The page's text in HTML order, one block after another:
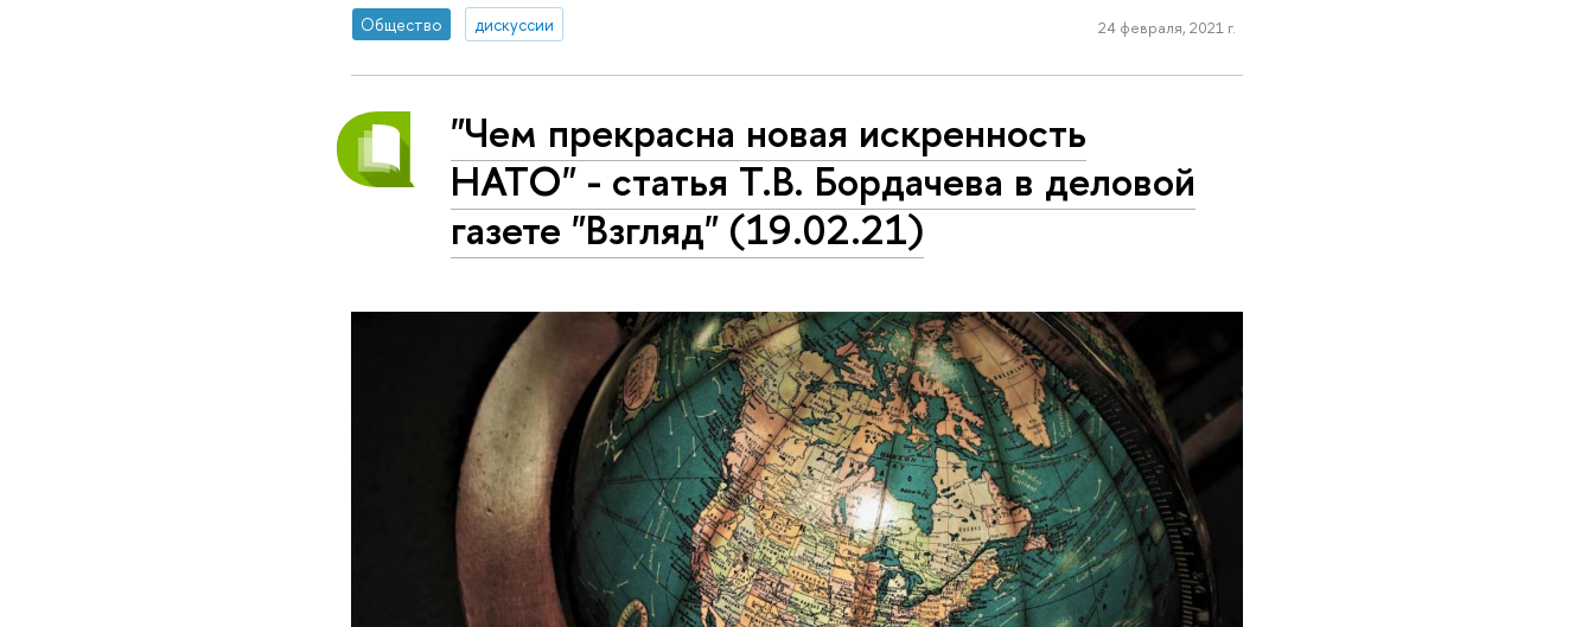
Общество дискуссии 24 февраля, 2021 г.
"Чем прекрасна новая искренность
НАТО" - статья Т.В. Бордачева в деловой
газете "Взгляд" (19.02.21)